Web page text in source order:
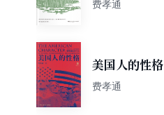
费孝通
美国人的性格
费孝通